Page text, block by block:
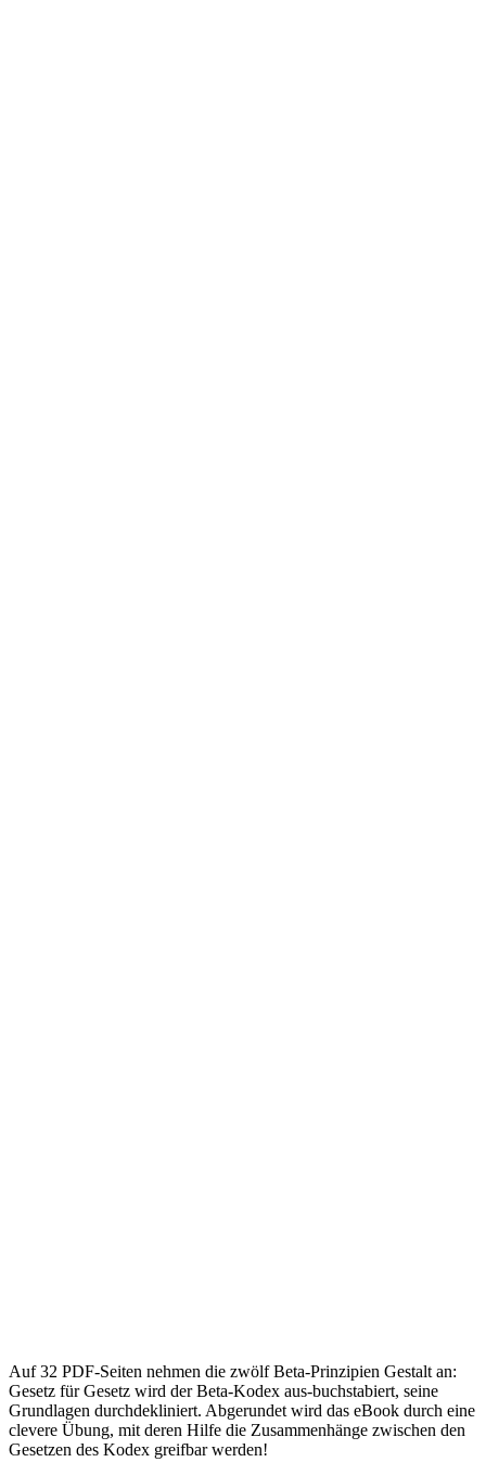
Auf 32 PDF-Seiten nehmen die zwölf Beta-Prinzipien Gestalt an:
Gesetz für Gesetz wird der Beta-Kodex aus-buchstabiert, seine
Grundlagen durchdekliniert. Abgerundet wird das eBook durch eine
clevere Übung, mit deren Hilfe die Zusammenhänge zwischen den
Gesetzen des Kodex greifbar werden!